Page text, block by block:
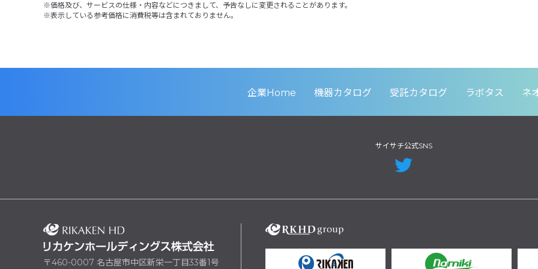
価格及び、サービスの仕様・内容などにつきまして、予告なしに変更されることがあります。
表示している参考価格に消費税等は含まれておりません。
企業Home 機器カタログ 受託カタログ ラボタス ネ
サイサチ公式SNS
〒460-0007 名古屋市中区新栄一丁目33番1号